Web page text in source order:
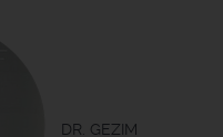
DR. GEZIM